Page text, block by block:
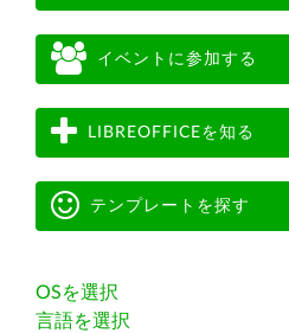
イベントに参加する
LIBREOFFICEを知る
テンプレートを探す
OSを選択
言語を選択